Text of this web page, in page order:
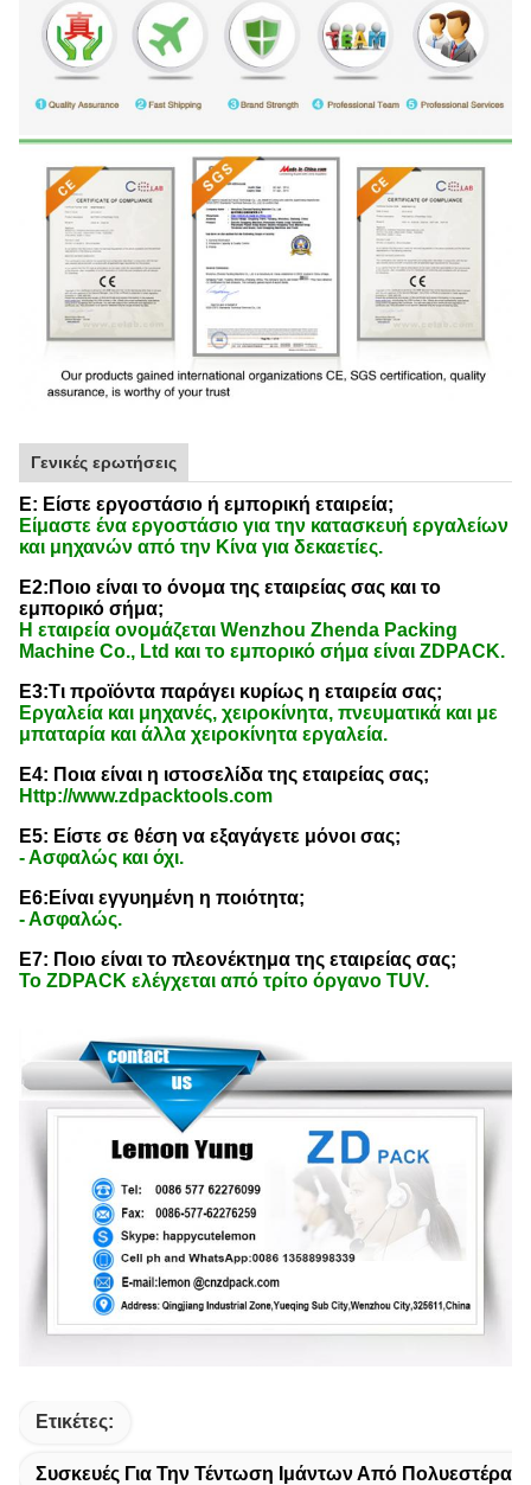
Γενικές ερωτήσεις
Ε: Είστε εργοστάσιο ή εμπορική εταιρεία;
Είμαστε ένα εργοστάσιο για την κατασκευή εργαλείων
και μηχανών από την Κίνα για δεκαετίες.
Ε2:Ποιο είναι το όνομα της εταιρείας σας και το
εμπορικό σήμα;
Η εταιρεία ονομάζεται Wenzhou Zhenda Packing
Machine Co., Ltd και το εμπορικό σήμα είναι ZDPACK.
Ε3:Τι προϊόντα παράγει κυρίως η εταιρεία σας;
Εργαλεία και μηχανές, χειροκίνητα, πνευματικά και με
μπαταρία και άλλα χειροκίνητα εργαλεία.
Ε4: Ποια είναι η ιστοσελίδα της εταιρείας σας;
Http://www.zdpacktools.com
Ε5: Είστε σε θέση να εξαγάγετε μόνοι σας;
- Ασφαλώς και όχι.
Ε6:Είναι εγγυημένη η ποιότητα;
- Ασφαλώς.
Ε7: Ποιο είναι το πλεονέκτημα της εταιρείας σας;
Το ZDPACK ελέγχεται από τρίτο όργανο TUV.
Ετικέτες:
Συσκευές Για Την Τέντωση Ιμάντων Από Πολυεστέρα